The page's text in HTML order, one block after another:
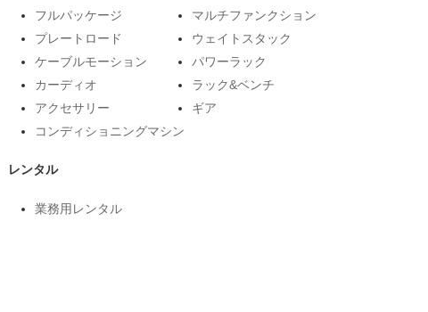
フルパッケージ
マルチファンクション
プレートロード
ウェイトスタック
ケーブルモーション
パワーラック
カーディオ
ラック&ベンチ
アクセサリー
ギア
コンディショニングマシン
レンタル
業務用レンタル